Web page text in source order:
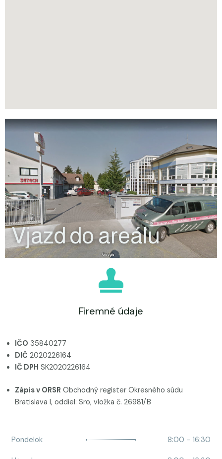
Vjazd do areálu
Firemné údaje
IČO 35840277
DIČ 2020226164
IČ DPH SK2020226164
Zápis v ORSR Obchodný register Okresného súdu
Bratislava I, oddiel: Sro, vložka č. 26981/B
Pondelok 8:00 - 16:30